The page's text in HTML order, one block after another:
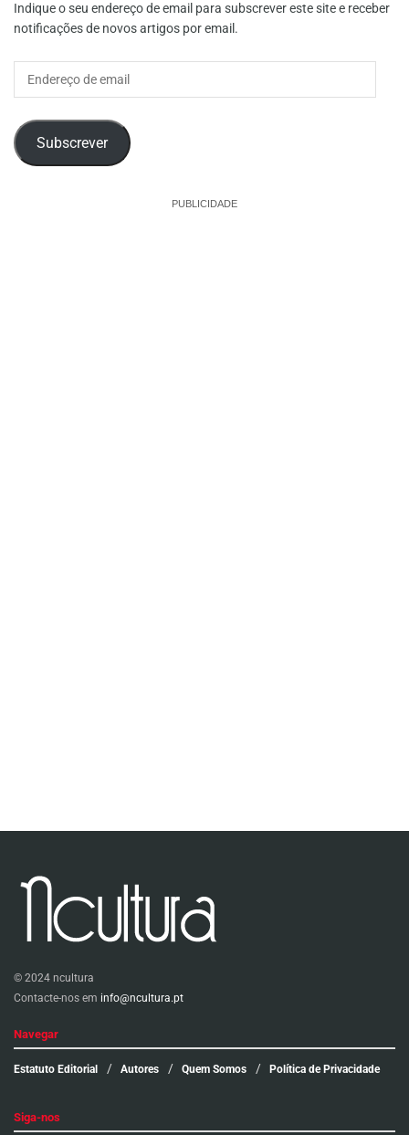
Indique o seu endereço de email para subscrever este site e receber
notificações de novos artigos por email.
Subscrever
PUBLICIDADE
© 2024 ncultura
Contacte-nos em info@ncultura.pt
Navegar
Estatuto Editorial Autores Quem Somos Política de Privacidade
Siga-nos